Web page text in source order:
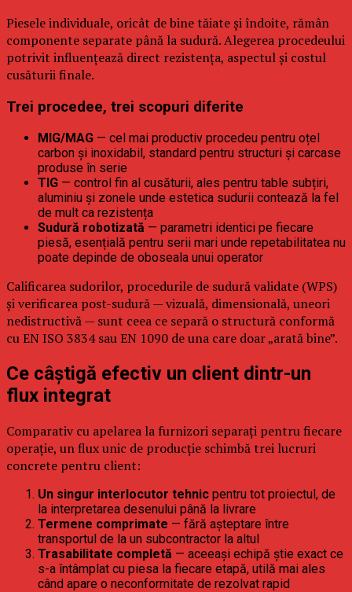
Piesele individuale, oricât de bine tăiate și îndoite, rămân
componente separate până la sudură. Alegerea procedeului
potrivit influențează direct rezistența, aspectul și costul
cusăturii finale.
Trei procedee, trei scopuri diferite
MIG/MAG — cel mai productiv procedeu pentru oțel
carbon și inoxidabil, standard pentru structuri și carcase
produse în serie
TIG — control fin al cusăturii, ales pentru table subțiri,
aluminiu și zonele unde estetica sudurii contează la fel
de mult ca rezistența
Sudură robotizată — parametri identici pe fiecare
piesă, esențială pentru serii mari unde repetabilitatea nu
poate depinde de oboseala unui operator
Calificarea sudorilor, procedurile de sudură validate (WPS)
și verificarea post-sudură — vizuală, dimensională, uneori
nedistructivă — sunt ceea ce separă o structură conformă
cu EN ISO 3834 sau EN 1090 de una care doar „arată bine”.
Ce câștigă efectiv un client dintr-un
flux integrat
Comparativ cu apelarea la furnizori separați pentru fiecare
operație, un flux unic de producție schimbă trei lucruri
concrete pentru client:
Un singur interlocutor tehnic pentru tot proiectul, de
la interpretarea desenului până la livrare
Termene comprimate — fără așteptare între
transportul de la un subcontractor la altul
Trasabilitate completă — aceeași echipă știe exact ce
s-a întâmplat cu piesa la fiecare etapă, utilă mai ales
când apare o neconformitate de rezolvat rapid